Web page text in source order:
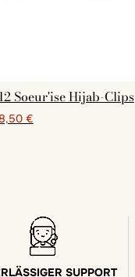
12 Soeur'ise Hijab-Clips
€
SUPPORT